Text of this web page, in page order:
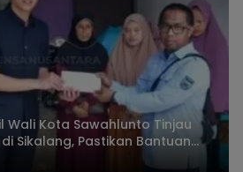
Wali Kota Sawahlunto Tinjau
Sikalang, Pastikan Bantuan
Bencana